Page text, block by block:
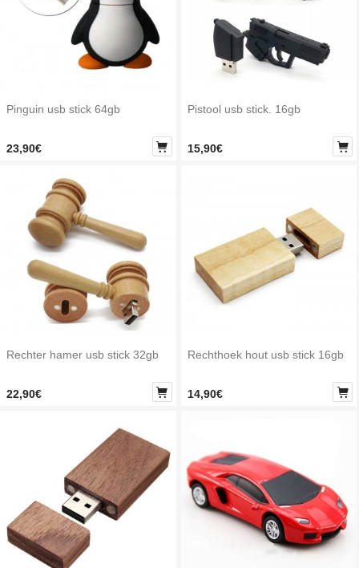
Pinguin usb stick 64gb
23,90€ 
Pistool usb stick. 16gb
15,90€ 
Rechter hamer usb stick 32gb
22,90€ 
Rechthoek hout usb stick 16gb
14,90€ 